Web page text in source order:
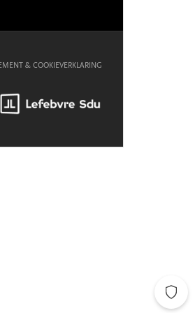
& COOKIEVERKLARING